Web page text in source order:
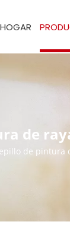
HOGAR
de
de pintura